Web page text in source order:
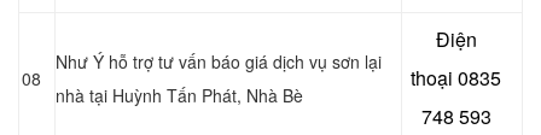
08
Như Ý hỗ trợ tư vấn báo giá dịch vụ sơn lại
nhà tại Huỳnh Tấn Phát, Nhà Bè
Điện
thoại 0835
748 593